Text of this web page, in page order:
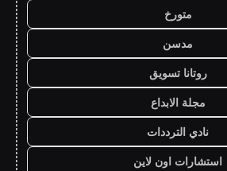
متورخ
مدسن
روتانا تسويق
مجلة الابداع
نادي الترددات
استشارات اون لاين